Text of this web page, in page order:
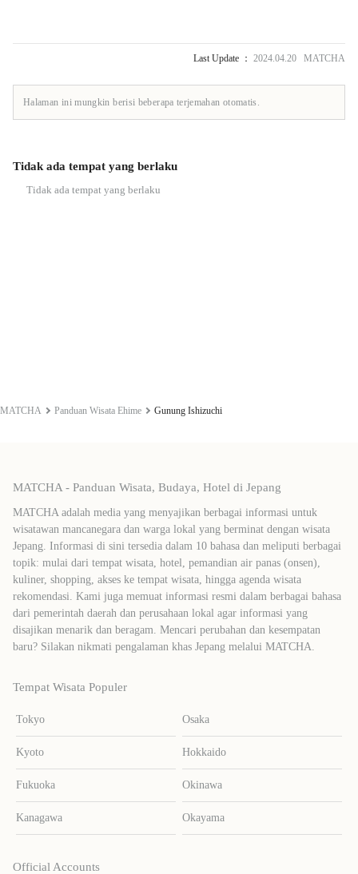
Last Update ： 2024.04.20 MATCHA
Halaman ini mungkin berisi beberapa terjemahan otomatis.
Tidak ada tempat yang berlaku
Tidak ada tempat yang berlaku
MATCHA Panduan Wisata Ehime Gunung Ishizuchi
MATCHA - Panduan Wisata, Budaya, Hotel di Jepang
MATCHA adalah media yang menyajikan berbagai informasi untuk
wisatawan mancanegara dan warga lokal yang berminat dengan wisata
Jepang. Informasi di sini tersedia dalam 10 bahasa dan meliputi berbagai
topik: mulai dari tempat wisata, hotel, pemandian air panas (onsen),
kuliner, shopping, akses ke tempat wisata, hingga agenda wisata
rekomendasi. Kami juga memuat informasi resmi dalam berbagai bahasa
dari pemerintah daerah dan perusahaan lokal agar informasi yang
disajikan menarik dan beragam. Mencari perubahan dan kesempatan
baru? Silakan nikmati pengalaman khas Jepang melalui MATCHA.
Tempat Wisata Populer
Tokyo Osaka
Kyoto Hokkaido
Fukuoka Okinawa
Kanagawa Okayama
Official Accounts